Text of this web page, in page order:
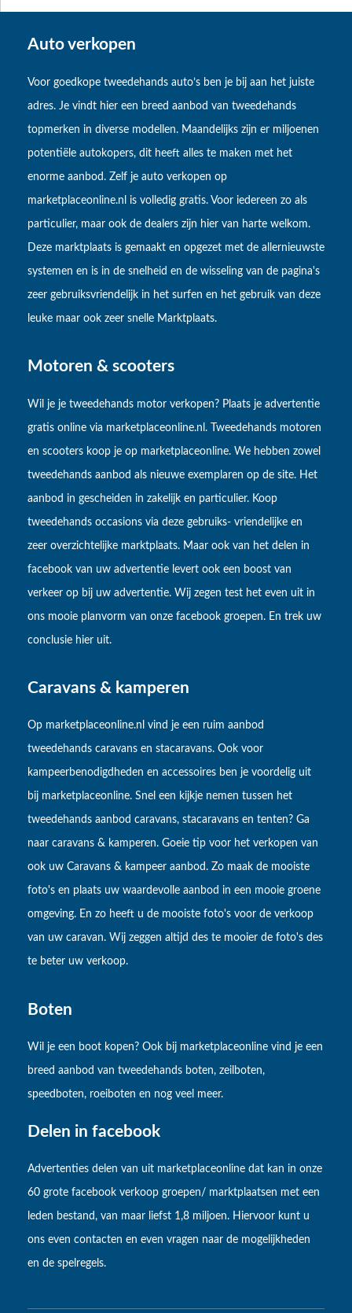
Auto verkopen
Voor goedkope tweedehands auto’s ben je bij aan het juiste
adres. Je vindt hier een breed aanbod van tweedehands
topmerken in diverse modellen. Maandelijks zijn er miljoenen
potentiële autokopers, dit heeft alles te maken met het
enorme aanbod. Zelf je auto verkopen op
marketplaceonline.nl is volledig gratis. Voor iedereen zo als
particulier, maar ook de dealers zijn hier van harte welkom.
Deze marktplaats is gemaakt en opgezet met de allernieuwste
systemen en is in de snelheid en de wisseling van de pagina's
zeer gebruiksvriendelijk in het surfen en het gebruik van deze
leuke maar ook zeer snelle Marktplaats.
Motoren & scooters
Wil je je tweedehands motor verkopen? Plaats je advertentie
gratis online via marketplaceonline.nl. Tweedehands motoren
en scooters koop je op marketplaceonline. We hebben zowel
tweedehands aanbod als nieuwe exemplaren op de site. Het
aanbod in gescheiden in zakelijk en particulier. Koop
tweedehands occasions via deze gebruiks- vriendelijke en
zeer overzichtelijke marktplaats. Maar ook van het delen in
facebook van uw advertentie levert ook een boost van
verkeer op bij uw advertentie. Wij zegen test het even uit in
ons mooie planvorm van onze facebook groepen. En trek uw
conclusie hier uit.
Caravans & kamperen
Op marketplaceonline.nl vind je een ruim aanbod
tweedehands caravans en stacaravans. Ook voor
kampeerbenodigdheden en accessoires ben je voordelig uit
bij marketplaceonline. Snel een kijkje nemen tussen het
tweedehands aanbod caravans, stacaravans en tenten? Ga
naar caravans & kamperen. Goeie tip voor het verkopen van
ook uw Caravans & kampeer aanbod. Zo maak de mooiste
foto's en plaats uw waardevolle aanbod in een mooie groene
omgeving. En zo heeft u de mooiste foto's voor de verkoop
van uw caravan. Wij zeggen altijd des te mooier de foto's des
te beter uw verkoop.
Boten
Wil je een boot kopen? Ook bij marketplaceonline vind je een
breed aanbod van tweedehands boten, zeilboten,
speedboten, roeiboten en nog veel meer.
Delen in facebook
Advertenties delen van uit marketplaceonline dat kan in onze
60 grote facebook verkoop groepen/ marktplaatsen met een
leden bestand, van maar liefst 1,8 miljoen. Hiervoor kunt u
ons even contacten en even vragen naar de mogelijkheden
en de spelregels.